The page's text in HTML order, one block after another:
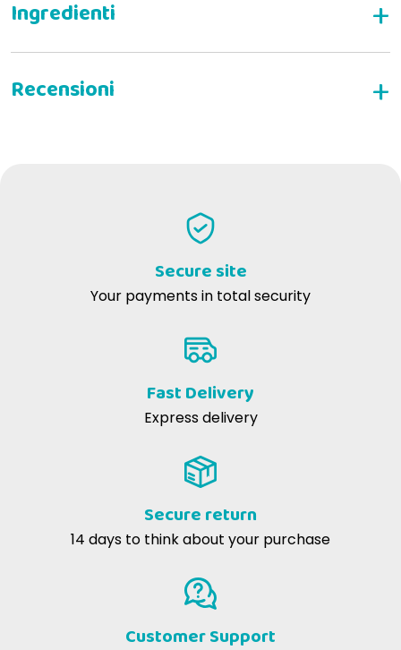
Buon prodotto. So che c’ è di meglio ma per variare anche questo
Molto apprezzato! Buon prodotto e veramente consigliato.
Secure site
Your payments in total security
Fast Delivery
Express delivery
Secure return
14 days to think about your purchase
Customer Support